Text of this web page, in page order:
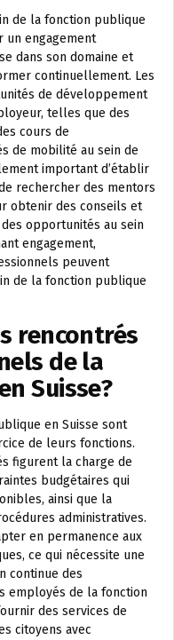
de la fonction publique
un engagement
dans son domaine et
continuellement. Les
de développement
telles que des
cours de
de mobilité au sein de
important d’établir
rechercher des mentors
obtenir des conseils et
opportunités au sein
engagement,
peuvent
de la fonction publique
rencontrés
de la
Suisse?
en Suisse sont
de leurs fonctions.
figurent la charge de
budgétaires qui
ainsi que la
administratives.
en permanence aux
ce qui nécessite une
continue des
employés de la fonction
des services de
citoyens avec